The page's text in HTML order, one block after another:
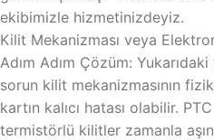
ekibimizle hizmetinizdeyiz.
Kilit Mekanizması veya
Adım Adım Çözüm:
sorun kilit mekanizmasının
kartın kalıcı hatası olabilir.
termistörlü kilitler zamanla